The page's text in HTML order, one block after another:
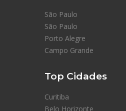
São Paulo
São Paulo
Porto Alegre
Campo Grande
Top Cidades
Curitiba
Belo Horizonte